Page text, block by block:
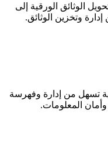
الوثائق الورقية إلى
وتخزين الوثائق.
تسهل من إدارة وفهرسة
المعلومات.